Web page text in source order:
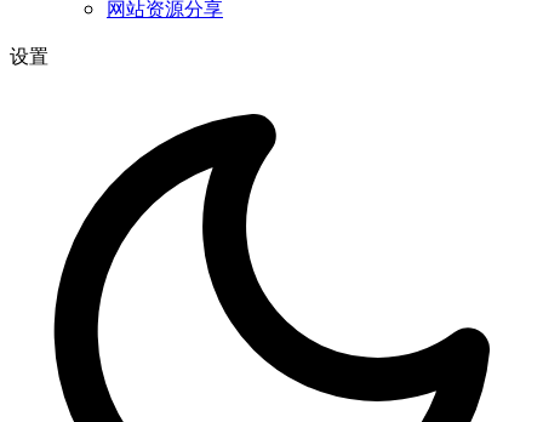
网站资源分享
设置